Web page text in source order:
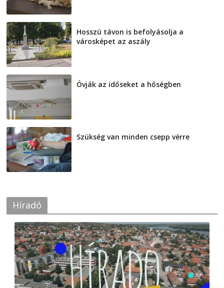
Hosszú távon is befolyásolja a
városképet az aszály
Óvják az időseket a hőségben
Szükség van minden csepp vérre
Híradó